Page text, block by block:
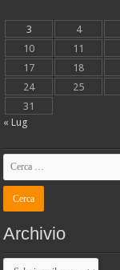
3
4
10
11
17
18
24
25
31
« Lug
Archivio
Archivio